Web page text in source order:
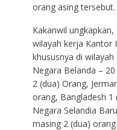
orang asing tersebut.
Kakanwil
wilayah kerja Kantor
khususnya di
Negara Belanda –
2 (dua) Orang,
orang, Bangladesh 1
Negara Selandia
masing 2 (dua)